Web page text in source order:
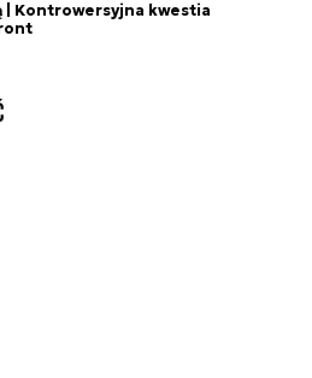
| Kontrowersyjna kwestia